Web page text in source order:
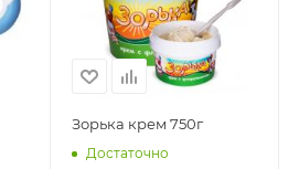
Зорька крем 750г
Достаточно